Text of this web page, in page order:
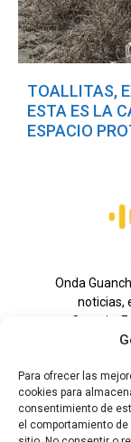
Para ofrecer las
cookies para
consentimiento de
el comportamiento
TOALLITAS,
ESTA ES LA
ESPACIO
Onda
noticias,
Canaria.
información
Todos los derechos